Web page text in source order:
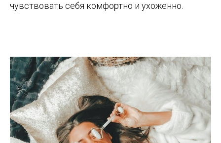
чувствовать себя комфортно и ухоженно.